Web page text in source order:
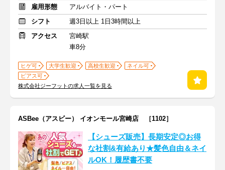
雇用形態
アルバイト・パート
シフト
週3日以上 1日3時間以上
アクセス
宮崎駅
車8分
ヒゲ可 大学生歓迎 高校生歓迎
ネイル可
ピアス可
株式会社ジーフットの求人一覧を見る
ASBee（アスビー） イオンモール宮崎店 ［1102］
【シューズ販売】長期安定◎お得
な社割&有給あり★髪色自由＆ネイ
ルOK！履歴書不要